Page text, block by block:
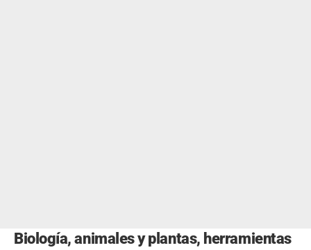
Biología, animales y plantas, herramientas